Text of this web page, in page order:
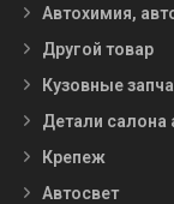
Автохимия,
Другой товар
Кузовные
Детали салона
Крепеж
Автосвет